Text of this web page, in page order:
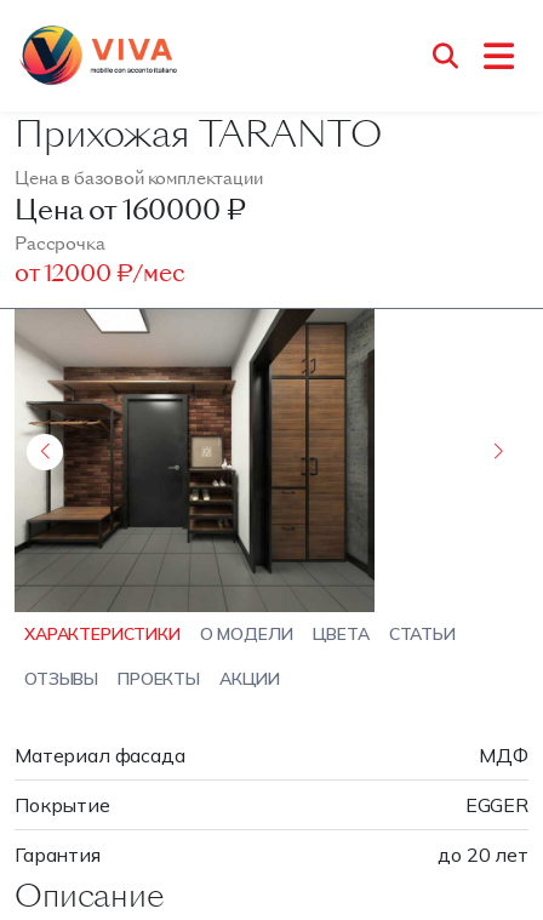
Прихожая TARANTO
Цена в базовой комплектации
Цена от160000 ₽
Рассрочка
от12000 ₽/мес
ХАРАКТЕРИСТИКИ О МОДЕЛИ ЦВЕТА СТАТЬИ
ОТЗЫВЫ ПРОЕКТЫ АКЦИИ
Материал фасада МДФ
Покрытие EGGER
Гарантия до 20 лет
Описание